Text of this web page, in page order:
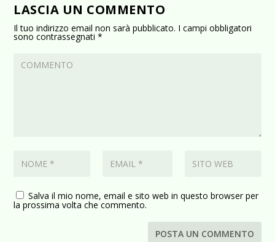
LASCIA UN COMMENTO
Il tuo indirizzo email non sarà pubblicato. I campi obbligatori
sono contrassegnati*
Salva il mio nome, email e sito web in questo browser per
la prossima volta che commento.